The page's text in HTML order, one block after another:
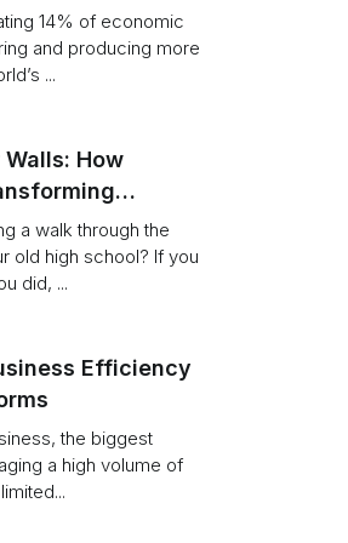
14% of economic
and producing more
...
How
a walk through the
old high school? If you
did, ...
Efficiency
the biggest
a high volume of